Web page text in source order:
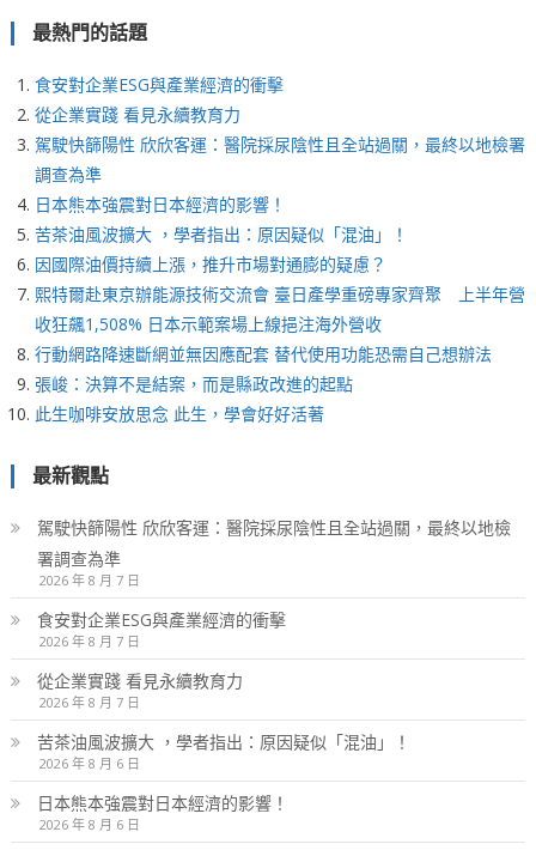
最熱門的話題
食安對企業ESG與產業經濟的衝擊
從企業實踐 看見永續教育力
駕駛快篩陽性 欣欣客運：醫院採尿陰性且全站過關，最終以地檢署
調查為準
日本熊本強震對日本經濟的影響！
苦茶油風波擴大 ，學者指出：原因疑似「混油」！
因國際油價持續上漲，推升市場對通膨的疑慮？
熙特爾赴東京辦能源技術交流會 臺日產學重磅專家齊聚 上半年營
收狂飆1,508% 日本示範案場上線挹注海外營收
行動網路降速斷網並無因應配套 替代使用功能恐需自己想辦法
張峻：決算不是結案，而是縣政改進的起點
此生咖啡安放思念 此生，學會好好活著
最新觀點
駕駛快篩陽性 欣欣客運：醫院採尿陰性且全站過關，最終以地檢
署調查為準
2026 年 8 月 7 日
食安對企業ESG與產業經濟的衝擊
2026 年 8 月 7 日
從企業實踐 看見永續教育力
2026 年 8 月 7 日
苦茶油風波擴大 ，學者指出：原因疑似「混油」！
2026 年 8 月 6 日
日本熊本強震對日本經濟的影響！
2026 年 8 月 6 日